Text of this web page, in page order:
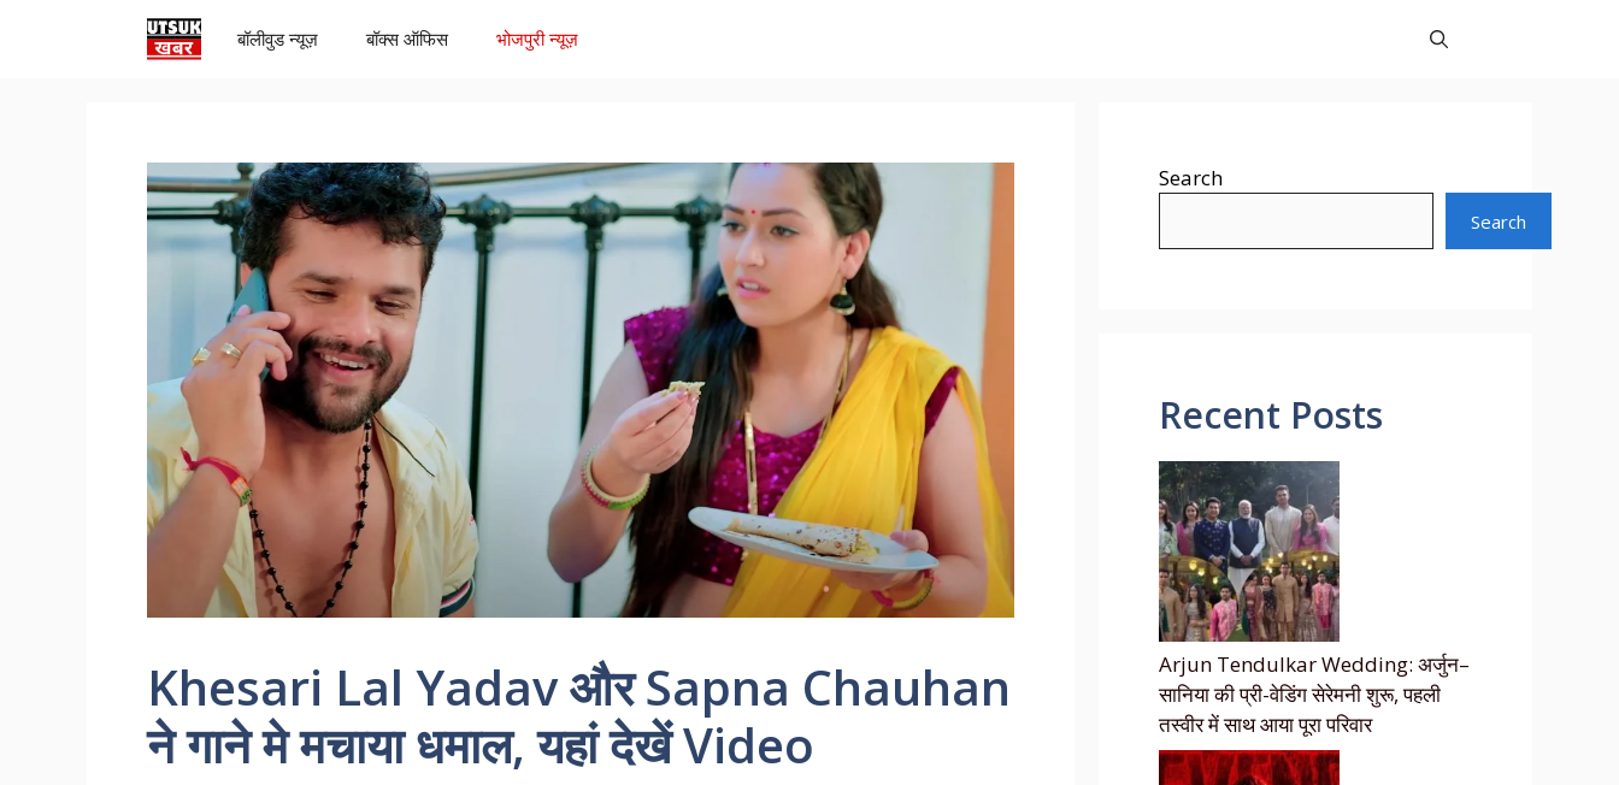
बॉलीवुड न्यूज़ बॉक्स ऑफिस भोजपुरी न्यूज़
Khesari Lal Yadav और Sapna Chauhan
ने गाने मे मचाया धमाल, यहां देखें Video
Search
Search
Recent Posts
Arjun Tendulkar Wedding: अर्जुन–
सानिया की प्री-वेडिंग सेरेमनी शुरू, पहली
तस्वीर में साथ आया पूरा परिवार